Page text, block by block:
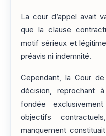
La cour d’appel avait
que la clause
motif sérieux et
préavis ni indemnité.
Cependant, la Cour
décision, reprochant
fondée
objectifs
manquement